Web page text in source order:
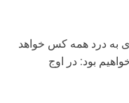
به درد همه کس خواهد
بود: در اوج